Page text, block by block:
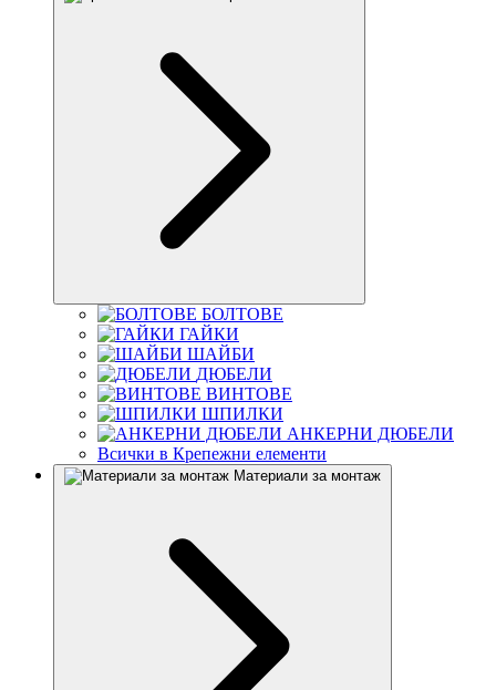
БОЛТОВЕ
ГАЙКИ
ШАЙБИ
ДЮБЕЛИ
ВИНТОВЕ
ШПИЛКИ
АНКЕРНИ ДЮБЕЛИ
Всички в Крепежни елементи
Материали за монтаж